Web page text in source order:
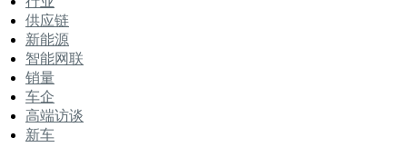
供应链
新能源
智能网联
销量
车企
高端访谈
新车